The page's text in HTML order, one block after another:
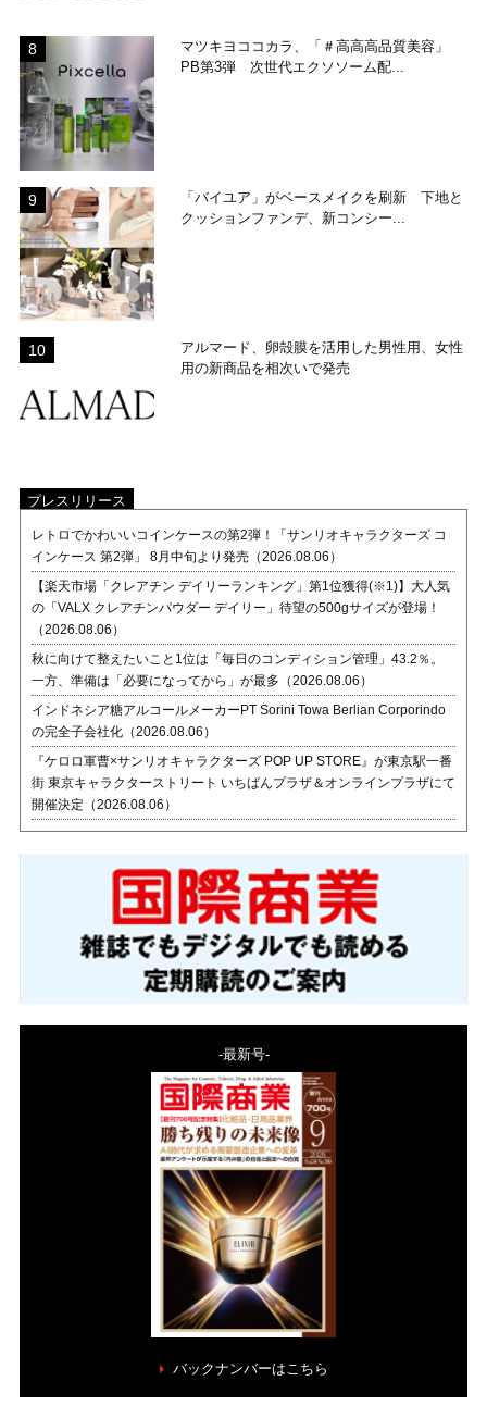
マツキヨココカラ、「＃高高高品質美容」
PB第3弾 次世代エクソソーム配...
「バイユア」がベースメイクを刷新 下地と
クッションファンデ、新コンシー...
アルマード、卵殻膜を活用した男性用、女性
用の新商品を相次いで発売
プレスリリース
レトロでかわいいコインケースの第2弾！「サンリオキャラクターズ コ
インケース 第2弾」 8月中旬より発売（2026.08.06）
【楽天市場「クレアチン デイリーランキング」第1位獲得(※1)】大人気
の「VALX クレアチンパウダー デイリー」待望の500gサイズが登場！
（2026.08.06）
秋に向けて整えたいこと1位は「毎日のコンディション管理」43.2％。
一方、準備は「必要になってから」が最多（2026.08.06）
インドネシア糖アルコールメーカーPT Sorini Towa Berlian Corporindo
の完全子会社化（2026.08.06）
『ケロロ軍曹×サンリオキャラクターズ POP UP STORE』が東京駅一番
街 東京キャラクターストリート いちばんプラザ＆オンラインプラザにて
開催決定（2026.08.06）
-最新号-
バックナンバーはこちら